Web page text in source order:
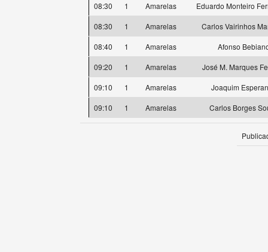
08:30
1 Amarelas
Eduardo Monteiro
08:30
1 Amarelas
Carlos Vairinhos
08:40
1 Amarelas
Afonso
09:20
1 Amarelas
José M. Marques
09:10
1 Amarelas
Joaquim
09:10
1 Amarelas Carlos Borges